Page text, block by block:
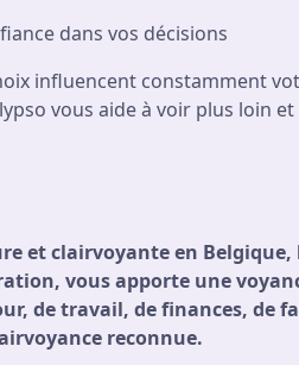
dans vos décisions
influencent constamment
vous aide à voir plus loin
et clairvoyante en
vous apporte une
de travail, de finances, de
reconnue.